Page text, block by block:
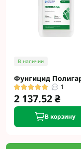
В наличии
Фунгицид
1
2 137.52 ₴
В корзину